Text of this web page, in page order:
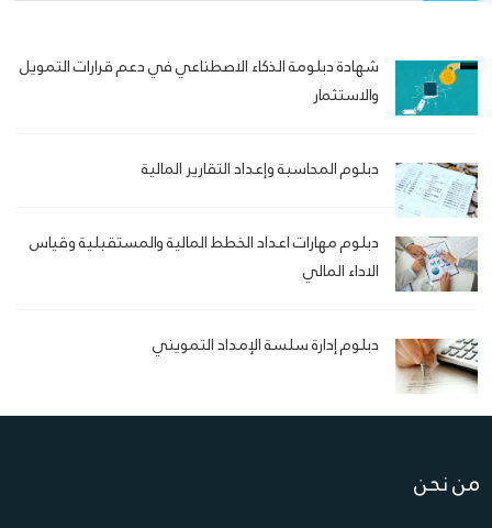
شهادة دبلومة الذكاء الاصطناعي في دعم قرارات التمويل
والاستثمار
دبلوم المحاسبة وإعداد التقارير المالية
دبلوم مهارات اعداد الخطط المالية والمستقبلية وقياس
الاداء المالي
دبلوم إدارة سلسة الإمداد التمويني
من نحن